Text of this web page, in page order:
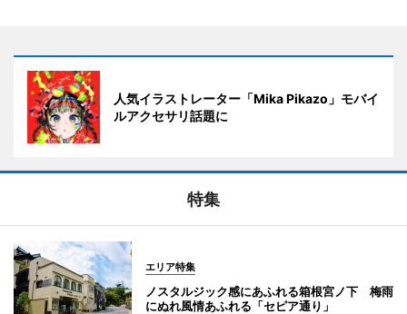
人気イラストレーター「Mika Pikazo」モバイ
ルアクセサリ話題に
特集
エリア特集
ノスタルジック感にあふれる箱根宮ノ下 梅雨
にぬれ風情あふれる「セピア通り」